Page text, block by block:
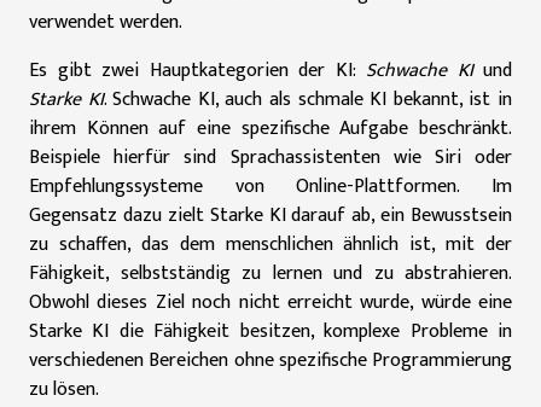
verwendet werden.
Es gibt zwei Hauptkategorien der KI: Schwache KIund
Starke KI. Schwache KI, auch als schmale KI bekannt, ist in
ihrem Können auf eine spezifische Aufgabe beschränkt.
Beispiele hierfür sind Sprachassistenten wie Siri oder
Empfehlungssysteme von Online-Plattformen. Im
Gegensatz dazu zielt Starke KI darauf ab, ein Bewusstsein
zu schaffen, das dem menschlichen ähnlich ist, mit der
Fähigkeit, selbstständig zu lernen und zu abstrahieren.
Obwohl dieses Ziel noch nicht erreicht wurde, würde eine
Starke KI die Fähigkeit besitzen, komplexe Probleme in
verschiedenen Bereichen ohne spezifische Programmierung
zu lösen.